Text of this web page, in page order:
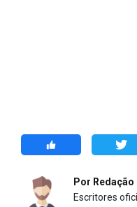
Por
Escritores